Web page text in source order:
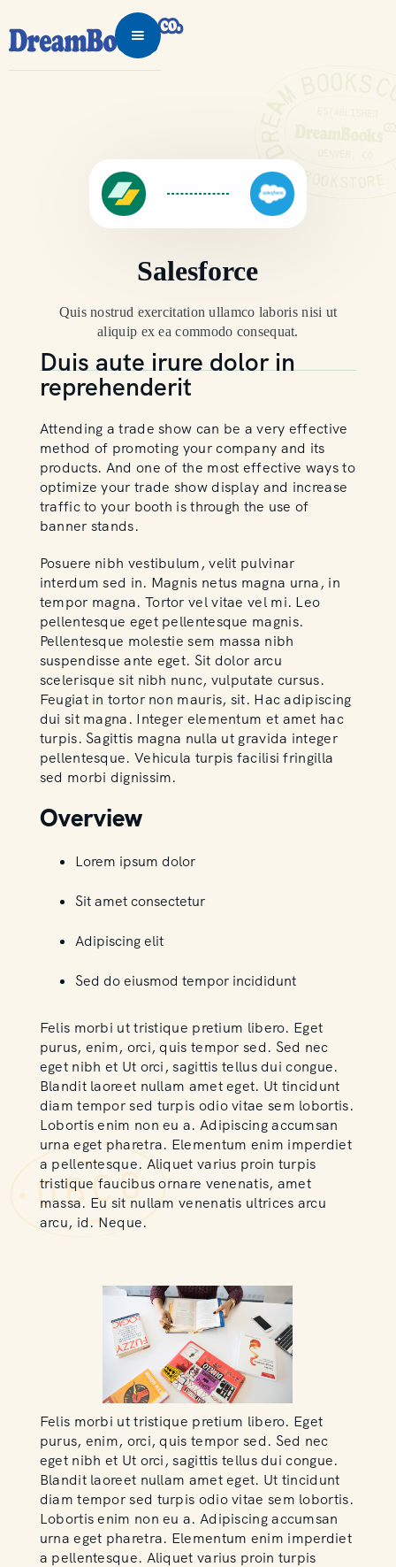
Salesforce
Quis nostrud exercitation ullamco laboris nisi ut
aliquip ex ea commodo consequat.
Duis aute irure dolor in
reprehenderit
Attending a trade show can be a very effective
method of promoting your company and its
products. And one of the most effective ways to
optimize your trade show display and increase
traffic to your booth is through the use of
banner stands.
Posuere nibh vestibulum, velit pulvinar
interdum sed in. Magnis netus magna urna, in
tempor magna. Tortor vel vitae vel mi. Leo
pellentesque eget pellentesque magnis.
Pellentesque molestie sem massa nibh
suspendisse ante eget. Sit dolor arcu
scelerisque sit nibh nunc, vulputate cursus.
Feugiat in tortor non mauris, sit. Hac adipiscing
dui sit magna. Integer elementum et amet hac
turpis. Sagittis magna nulla ut gravida integer
pellentesque. Vehicula turpis facilisi fringilla
sed morbi dignissim.
Overview
Lorem ipsum dolor
Sit amet consectetur
Adipiscing elit
Sed do eiusmod tempor incididunt
Felis morbi ut tristique pretium libero. Eget
purus, enim, orci, quis tempor sed. Sed nec
eget nibh et Ut orci, sagittis tellus dui congue.
Blandit laoreet nullam amet eget. Ut tincidunt
diam tempor sed turpis odio vitae sem lobortis.
Lobortis enim non eu a. Adipiscing accumsan
urna eget pharetra. Elementum enim imperdiet
a pellentesque. Aliquet varius proin turpis
tristique faucibus ornare venenatis, amet
massa. Eu sit nullam venenatis ultrices arcu
arcu, id. Neque.
Felis morbi ut tristique pretium libero. Eget
purus, enim, orci, quis tempor sed. Sed nec
eget nibh et Ut orci, sagittis tellus dui congue.
Blandit laoreet nullam amet eget. Ut tincidunt
diam tempor sed turpis odio vitae sem lobortis.
Lobortis enim non eu a. Adipiscing accumsan
urna eget pharetra. Elementum enim imperdiet
a pellentesque. Aliquet varius proin turpis